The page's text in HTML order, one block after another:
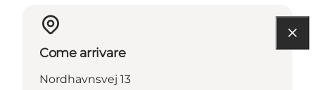
Come arrivare
Nordhavnsvej 13